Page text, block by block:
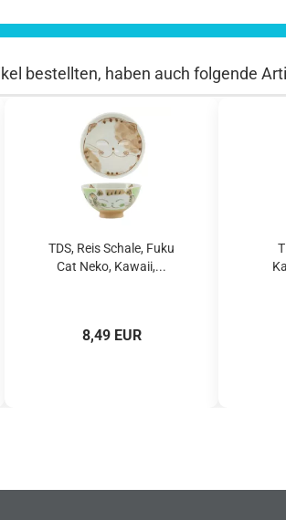
bestellten, haben auch folgende
TDS, Reis Schale, Fuku
Cat Neko, Kawaii,...
8,49 EUR